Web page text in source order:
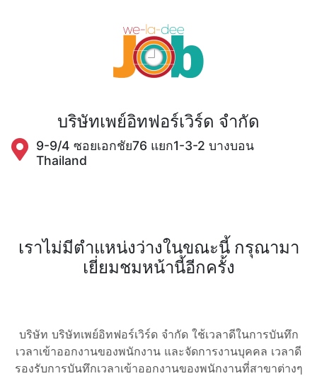
บริษัทเพย์อิทฟอร์เวิร์ด จำกัด
9-9/4 ซอยเอกชัย76 แยก1-3-2 บางบอน
Thailand
เราไม่มีตำแหน่งว่างในขณะนี้ กรุณามา
เยี่ยมชมหน้านี้อีกครั้ง
บริษัท บริษัทเพย์อิทฟอร์เวิร์ด จำกัด ใช้เวลาดีในการบันทึก
เวลาเข้าออกงานของพนักงาน และจัดการงานบุคคล เวลาดี
รองรับการบันทึกเวลาเข้าออกงานของพนักงานที่สาขาต่างๆ